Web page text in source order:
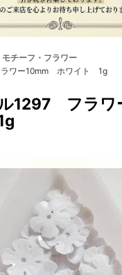
モチーフ・フラワー
ワー10mm ホワイト 1g
1297 フラ